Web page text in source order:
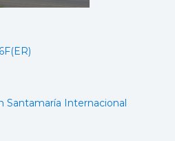
Santamaría Internacional